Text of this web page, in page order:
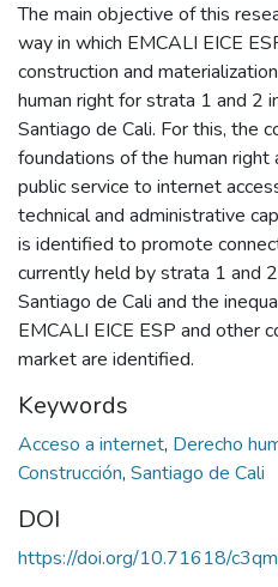
The main objective of this
way in which EMCALI EICE
construction and
human right for strata 1 and 2
Santiago de Cali. For this, the
foundations of the human right
public service to internet
technical and administrative
is identified to promote
currently held by strata 1 and
Santiago de Cali and the
EMCALI EICE ESP and other
market are identified.
Keywords
Acceso a internet, Derecho
Construcción, Santiago de Cali
DOI
https://doi.org/10.71618/